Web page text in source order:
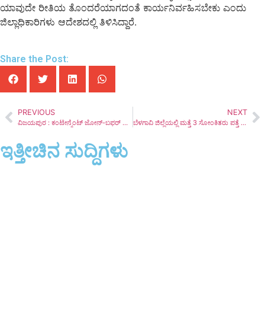
ಯಾವುದೇ ರೀತಿಯ ತೊಂದರೆಯಾಗದಂತೆ ಕಾರ್ಯನಿರ್ವಹಿಸಬೇಕು ಎಂದು
ಜಿಲ್ಲಾಧಿಕಾರಿಗಳು ಆದೇಶದಲ್ಲಿ ತಿಳಿಸಿದ್ದಾರೆ.
Share the Post:
PREVIOUS
ವಿಜಯಪುರ : ಕಂಟೇನ್ಮೆಂಟ್ ಜೋನ್-ಬಫರ್ ಜೋನ್ ಪ್ರದೇಶದ ಮನೆಮನೆ ಸಮೀಕ್ಷೆಗೆ ಆದೇಶ
NEXT
ಬೆಳಗಾವಿ ಜಿಲ್ಲೆಯಲ್ಲಿ ಮತ್ತೆ 3 ಸೋಂಕಿತರು ಪತ್ತೆ : 17 ಕ್ಕೇರಿದ ಸಂಖ್ಯೆ
ಇತ್ತೀಚಿನ ಸುದ್ದಿಗಳು